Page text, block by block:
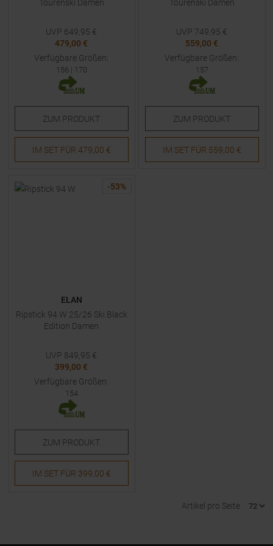
Tourenski Damen
UVP 649,95 €
479,00 €
Verfügbare Größen:
156 | 170
ZUM PRODUKT
IM SET FÜR 479,00 €
Tourenski Damen
UVP 749,95 €
559,00 €
Verfügbare Größen:
157
ZUM PRODUKT
IM SET FÜR 559,00 €
-53%
ELAN
Ripstick 94 W 25/26 Ski Black
Edition Damen
UVP 849,95 €
399,00 €
Verfügbare Größen:
154
ZUM PRODUKT
IM SET FÜR 399,00 €
Artikel pro Seite